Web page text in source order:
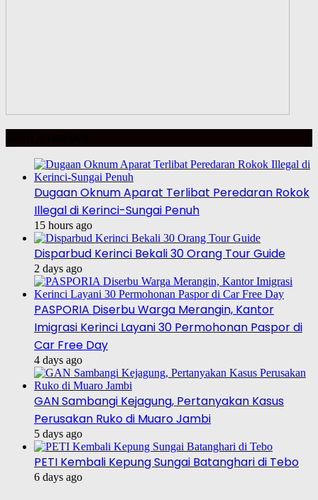
Dugaan Oknum Aparat Terlibat Peredaran Rokok
Illegal di Kerinci-Sungai Penuh
15 hours ago
Disparbud Kerinci Bekali 30 Orang Tour Guide
2 days ago
PASPORIA Diserbu Warga Merangin, Kantor
Imigrasi Kerinci Layani 30 Permohonan Paspor di
Car Free Day
4 days ago
GAN Sambangi Kejagung, Pertanyakan Kasus
Perusakan Ruko di Muaro Jambi
5 days ago
PETI Kembali Kepung Sungai Batanghari di Tebo
6 days ago